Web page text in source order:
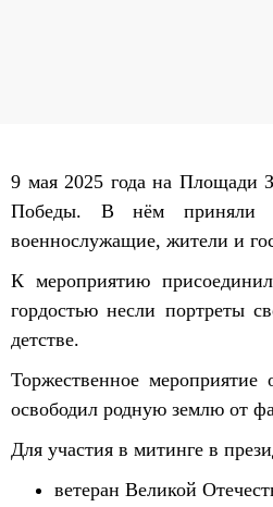
9 мая 2025 года на Площади
Победы. В нём приняли
военнослужащие, жители и
К мероприятию
гордостью несли портреты
детстве.
Торжественное
освободил родную землю от
Для участия в митинге в
ветеран Великой